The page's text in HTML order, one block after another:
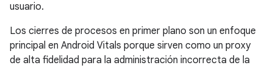
usuario.
Los cierres de procesos en primer plano son un enfoque
principal en Android Vitals porque sirven como un proxy
de alta fidelidad para la administración incorrecta de la